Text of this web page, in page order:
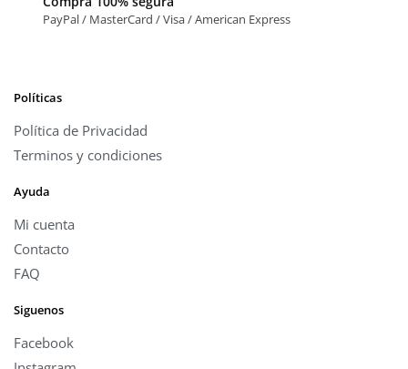
PayPal / MasterCard / Visa / American Express
Políticas
Política de Privacidad
Terminos y condiciones
Ayuda
Mi cuenta
Contacto
FAQ
Siguenos
Facebook